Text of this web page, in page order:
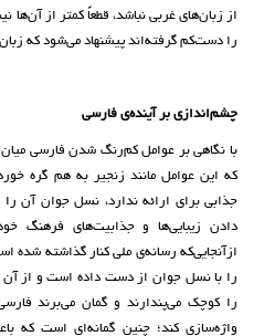
از زبان‌های غربی نباشد، قطعاً کمتر از آن‌ها
را دست‌کم گرفته‌اند پیشنهاد می‌شود که زبان
چشم‌اندازی بر آینده‌ی فارسی
با نگاهی بر عوامل کم‌رنگ شدن فارسی
که این عوامل مانند زنجیر به هم گره
جذابی برای ارائه ندارد، نسل جوان آن را
دادن زیبایی‌ها و جذابیت‌های فرهنگ
ازآنجایی‌که رسانه‌‌ی ملی کنار گذاشته شده
را با نسل جوان از دست داده است و از
را کوچک می‌پندارند و گمان می‌برند
واژه‌سازی کند؛ چنین گمانه‌ای است که